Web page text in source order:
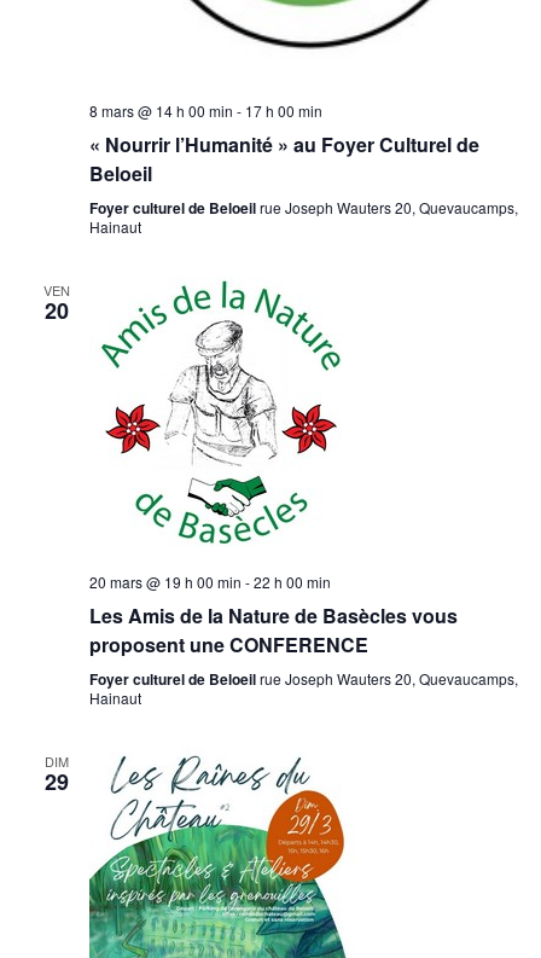
8 mars @ 14 h 00 min - 17 h 00 min
« Nourrir l’Humanité » au Foyer Culturel de
Beloeil
Foyer culturel de Beloeilrue Joseph Wauters 20, Quevaucamps,
Hainaut
VEN
20
20 mars @ 19 h 00 min -22 h 00 min
Les Amis de la Nature de Basècles vous
proposent une CONFERENCE
Foyer culturel de Beloeilrue Joseph Wauters 20, Quevaucamps,
Hainaut
DIM
29